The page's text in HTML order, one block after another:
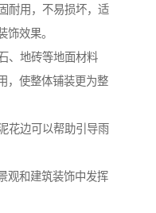
耐用，不易损坏，适
饰效果。
、地砖等地面材料
，使整体铺装更为整
花边可以帮助引导雨
观和建筑装饰中发挥